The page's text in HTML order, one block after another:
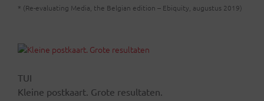
* (Re-evaluating Media, the Belgian edition – Ebiquity, augustus 2019)
TUI
Kleine postkaart. Grote resultaten.